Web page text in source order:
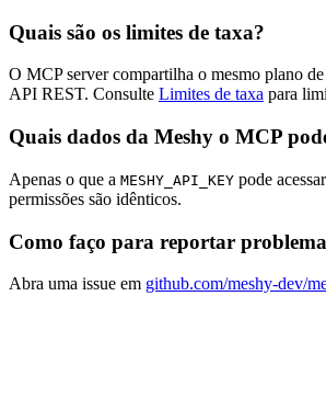
Quais são os limites de taxa?
O MCP server compartilha o mesmo plano
API REST. Consulte Limites de taxa para
Quais dados da Meshy o MCP
Apenas o que a MESHY_API_KEY pode
permissões são idênticos.
Como faço para reportar
Abra uma issue em github.com/meshy-dev/